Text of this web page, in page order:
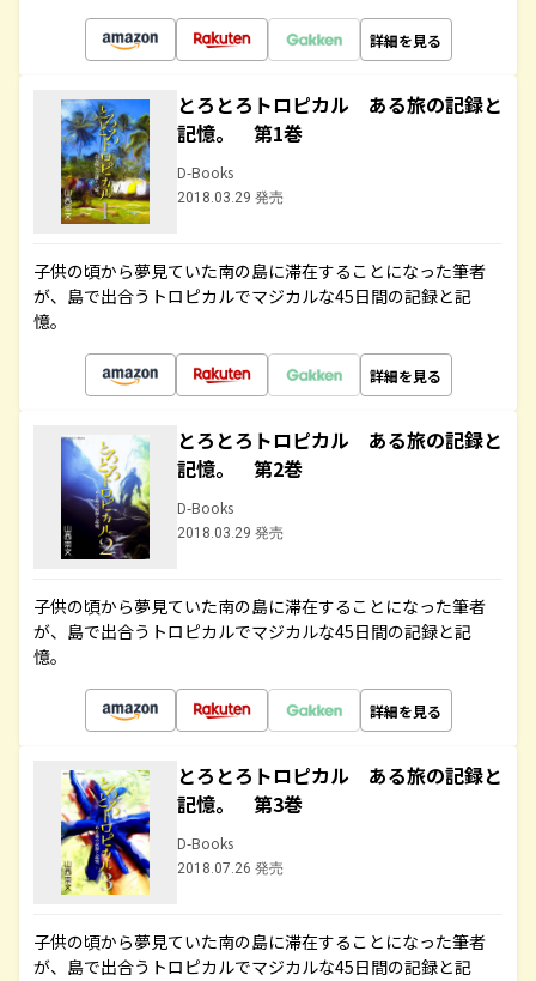
詳細を見る
とろとろトロピカル ある旅の記録と
記憶。 第1巻
D-Books
2018.03.29 発売
子供の頃から夢見ていた南の島に滞在することになった筆者
が、島で出合うトロピカルでマジカルな45日間の記録と記
憶。
詳細を見る
とろとろトロピカル ある旅の記録と
記憶。 第2巻
D-Books
2018.03.29 発売
子供の頃から夢見ていた南の島に滞在することになった筆者
が、島で出合うトロピカルでマジカルな45日間の記録と記
憶。
詳細を見る
とろとろトロピカル ある旅の記録と
記憶。 第3巻
D-Books
2018.07.26 発売
子供の頃から夢見ていた南の島に滞在することになった筆者
が、島で出合うトロピカルでマジカルな45日間の記録と記